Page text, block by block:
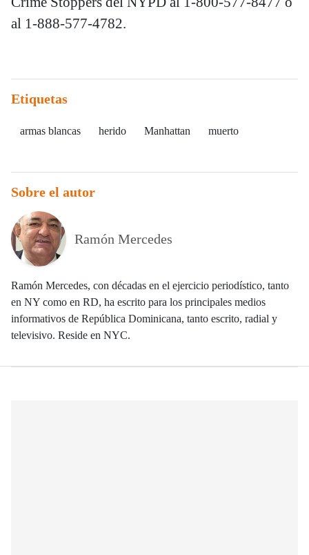
al 1-888-577-4782.
Etiquetas
armas blancas herido Manhattan muerto
Sobre el autor
Ramón Mercedes
Ramón Mercedes, con décadas en el ejercicio periodístico, tanto
en NY como en RD, ha escrito para los principales medios
informativos de República Dominicana, tanto escrito, radial y
televisivo. Reside en NYC.